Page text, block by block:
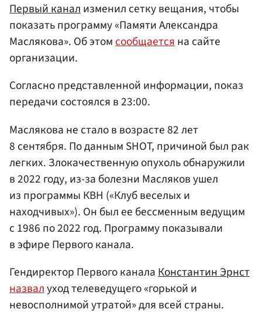
Первый канализменил сетку вещания, чтобы
показать программу «Памяти Александра
Маслякова». Об этомсообщаетсяна сайте
организации.
Согласно представленной информации, показ
передачи состоялся в 23:00.
Маслякова не стало в возрасте 82 лет
8 сентября. По данным SHOT, причиной был рак
легких. Злокачественную опухоль обнаружили
в 2022 году, из-за болезни Масляков ушел
из программы КВН («Клуб веселых и
находчивых»). Он был ее бессменным ведущим
с 1986 по 2022 год. Программу показывали
в эфире Первого канала.
Гендиректор Первого каналаКонстантин Эрнст
назвалуход телеведущего «горькой и
невосполнимой утратой» для всей страны.